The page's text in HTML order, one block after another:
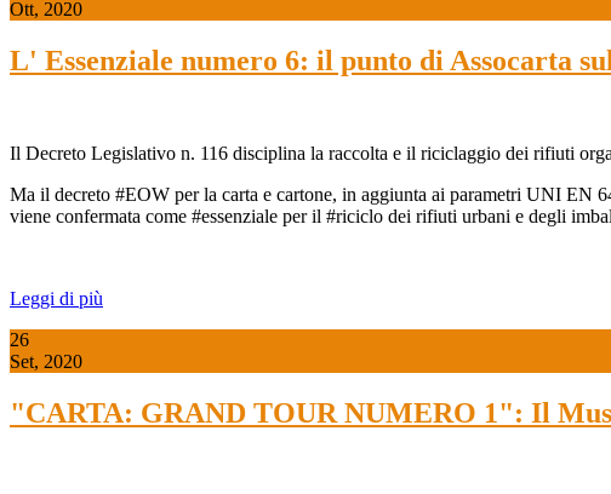
Ott, 2020
L' Essenziale numero 6: il punto di Assocarta
Il Decreto Legislativo n. 116 disciplina la raccolta e il riciclaggio dei rifiuti
Ma il decreto #EOW per la carta e cartone, in aggiunta ai parametri UNI EN
viene confermata come #essenziale per il #riciclo dei rifiuti urbani e degli
Leggi di più
26
Set, 2020
"CARTA: GRAND TOUR NUMERO 1": Il